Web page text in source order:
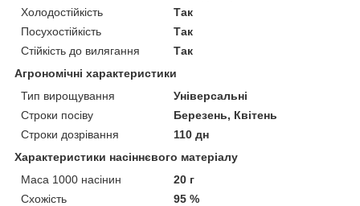
Холодостійкість
Так
Посухостійкість
Так
Стійкість до вилягання
Так
Агрономічні характеристики
Тип вирощування
Універсальні
Строки посіву
Березень, Квітень
Строки дозрівання
110 дн
Характеристики насіннєвого матеріалу
Маса 1000 насінин
20 г
Схожість
95 %